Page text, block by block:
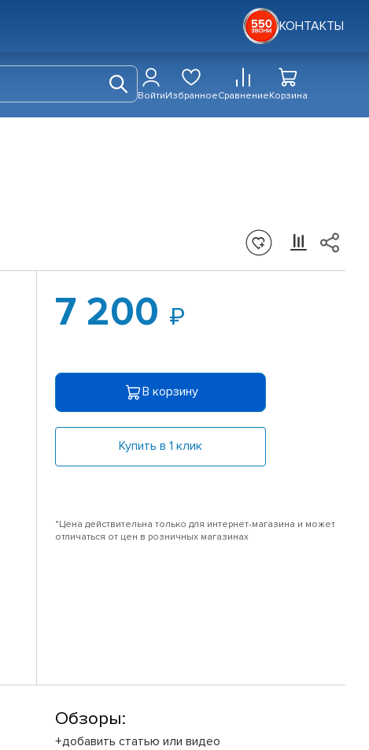
КОНТАКТЫ
ВойтиИзбранноеСравнениеКорзина
7 200
В корзину
Купить в 1 клик
*Цена действительна только для интернет-магазина и может
отличаться от цен в розничных магазинах
Обзоры:
+добавить статью или видео